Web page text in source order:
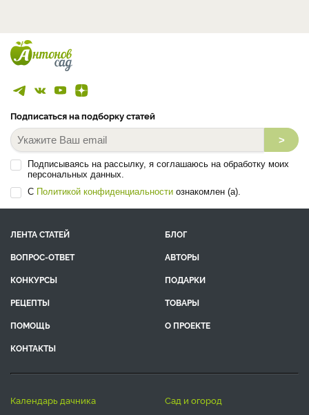
Подписаться на подборку статей
>
Подписываясь на рассылку, я соглашаюсь на обработку моих
персональных данных.
С Политикой конфиденциальности ознакомлен (а).
ЛЕНТА СТАТЕЙ
БЛОГ
ВОПРОС-ОТВЕТ
АВТОРЫ
КОНКУРСЫ
ПОДАРКИ
РЕЦЕПТЫ
ТОВАРЫ
ПОМОЩЬ
О ПРОЕКТЕ
КОНТАКТЫ
календарь дачника сад и огород